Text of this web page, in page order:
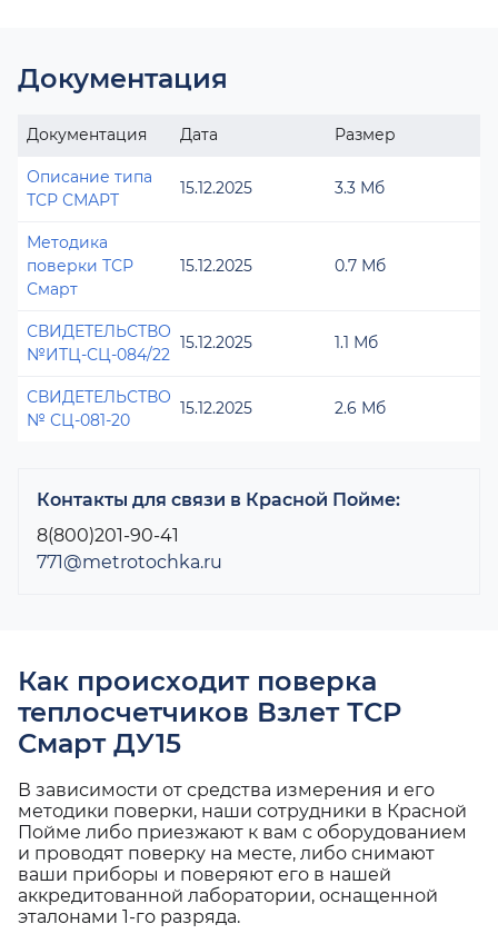
Документация
Документация Дата Размер
Описание типа
ТСР СМАРТ
15.12.2025 3.3 Мб
Методика
поверки ТСР
Смарт
15.12.2025 0.7 Мб
СВИДЕТЕЛЬСТВО
№ИТЦ-СЦ-084/22
15.12.2025 1.1 Мб
СВИДЕТЕЛЬСТВО
№ СЦ-081-20
15.12.2025 2.6 Мб
Контакты для связи в Красной Пойме:
8(800)201-90-41
771@metrotochka.ru
Как происходит поверка
теплосчетчиков Взлет ТСР
Смарт ДУ15
В зависимости от средства измерения и его
методики поверки, наши сотрудники в Красной
Пойме либо приезжают к вам с оборудованием
и проводят поверку на месте, либо снимают
ваши приборы и поверяют его в нашей
аккредитованной лаборатории, оснащенной
эталонами 1-го разряда.